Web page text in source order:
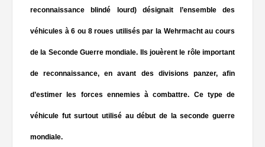
reconnaissance blindé lourd) désignait l’ensemble des
véhicules à 6 ou 8 roues utilisés par la Wehrmacht au cours
de la Seconde Guerre mondiale. Ils jouèrent le rôle important
de reconnaissance, en avant des divisions panzer, afin
d’estimer les forces ennemies à combattre. Ce type de
véhicule fut surtout utilisé au début de la seconde guerre
mondiale.